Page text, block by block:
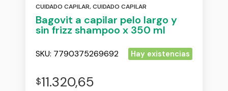
CUIDADO CAPILAR,CUIDADO CAPILAR
Bagovit a capilar pelo largo y
sin frizz shampoo x 350 ml
SKU: 7790375269692 Hay existencias
$11.320,65